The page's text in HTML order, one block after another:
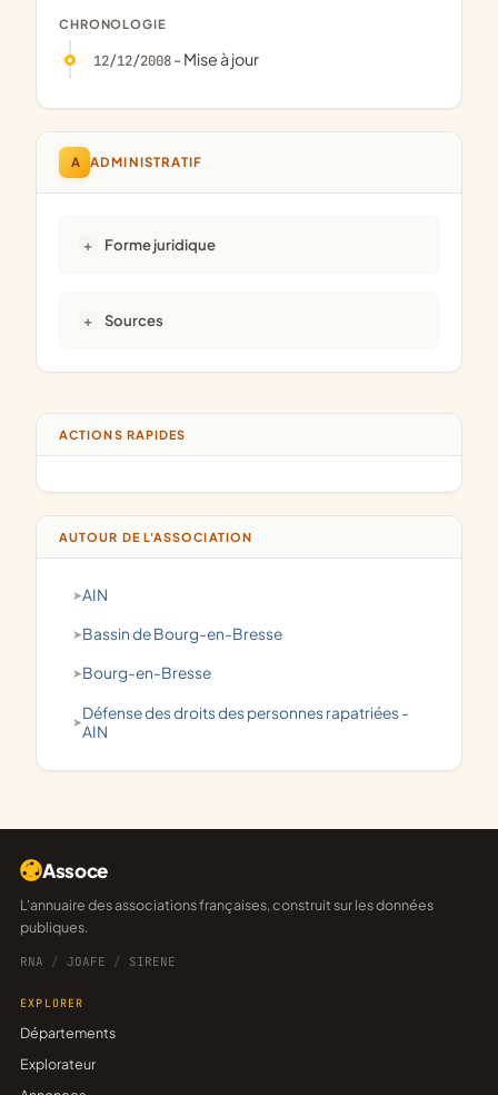
CHRONOLOGIE
12/12/2008- Mise à jour
A ADMINISTRATIF
Forme juridique
Sources
ACTIONS RAPIDES
AUTOUR DE L'ASSOCIATION
AIN
Bassin de Bourg-en-Bresse
Bourg-en-Bresse
défense des droits des personnes rapatriées -
AIN
Assoce
L'annuaire des associations françaises, construit sur les données
publiques.
RNA / JOAFE / SIRENE
EXPLORER
Départements
Explorateur